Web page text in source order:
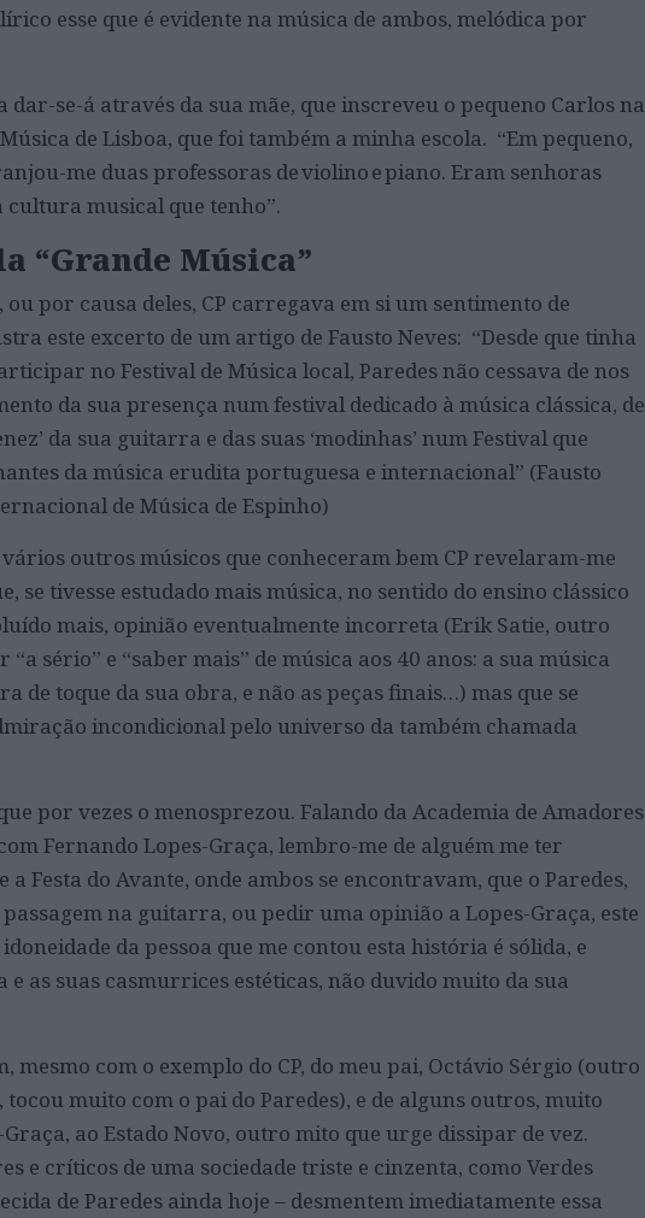
esse que é evidente na música de ambos, melódica por
dar-se-á através da sua mãe, que inscreveu o pequeno Carlos na
de Lisboa, que foi também a minha escola. “Em pequeno,
me duas professoras de violino e piano. Eram senhoras
musical que tenho”.
“Grande Música”
ou por causa deles, CP carregava em si um sentimento de
este excerto de um artigo de Fausto Neves: “Desde que tinha
no Festival de Música local, Paredes não cessava de nos
da sua presença num festival dedicado à música clássica, de
da sua guitarra e das suas ‘modinhas’ num Festival que
da música erudita portuguesa e internacional” (Fausto
de Música de Espinho)
outros músicos que conheceram bem CP revelaram-me
se tivesse estudado mais música, no sentido do ensino clássico
mais, opinião eventualmente incorreta (Erik Satie, outro
sério” e “saber mais” de música aos 40 anos: a sua música
de toque da sua obra, e não as peças finais…) mas que se
incondicional pelo universo da também chamada
por vezes o menosprezou. Falando da Academia de Amadores
Fernando Lopes-Graça, lembro-me de alguém me ter
Festa do Avante, onde ambos se encontravam, que o Paredes,
na guitarra, ou pedir uma opinião a Lopes-Graça, este
da pessoa que me contou esta história é sólida, e
e as suas casmurrices estéticas, não duvido muito da sua
mesmo com o exemplo do CP, do meu pai, Octávio Sérgio (outro
muito com o pai do Paredes), e de alguns outros, muito
ao Estado Novo, outro mito que urge dissipar de vez.
e críticos de uma sociedade triste e cinzenta, como Verdes
de Paredes ainda hoje – desmentem imediatamente essa